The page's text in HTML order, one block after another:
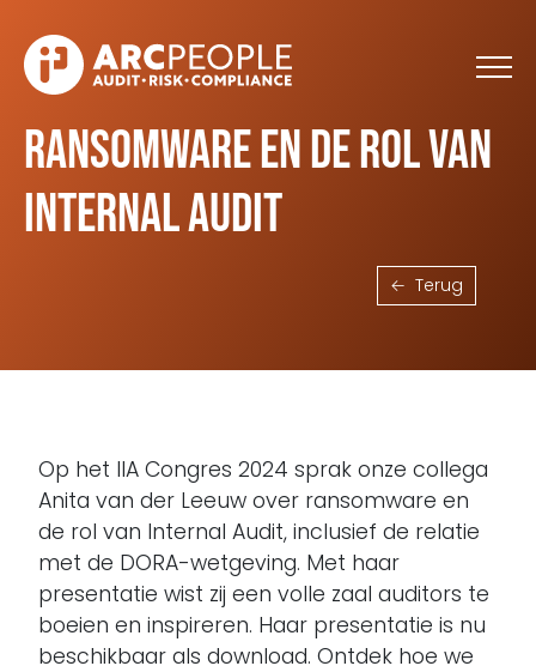
Ransomware en de rol van
Internal Audit
Terug
Op het IIA Congres 2024 sprak onze collega
Anita van der Leeuw over ransomware en
de rol van Internal Audit, inclusief de relatie
met de DORA-wetgeving. Met haar
presentatie wist zij een volle zaal auditors te
boeien en inspireren. Haar presentatie is nu
beschikbaar als download. Ontdek hoe we